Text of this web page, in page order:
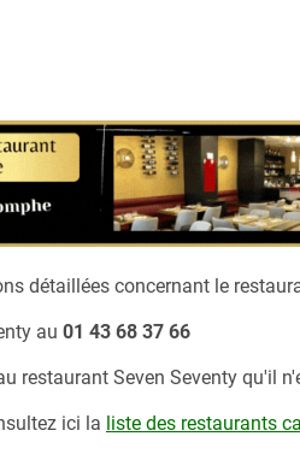
détaillées concernant le
au 01 43 68 37 66
restaurant Seven Seventy qu'il
ici la liste des restaurants